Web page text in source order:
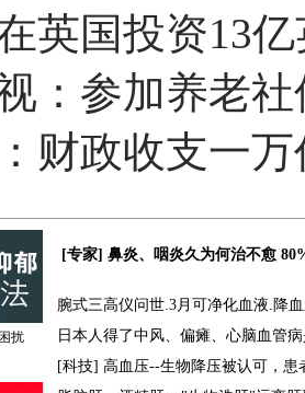
英国投资13
：参加养老
财政收支一
扰
[专家] 鼻炎、咽炎久为何治不愈
腕式三高仪问世.3月可净化血液.降
日本人得了中风、偏瘫、心脑血管
[科技] 高血压--生物降压被认可，患